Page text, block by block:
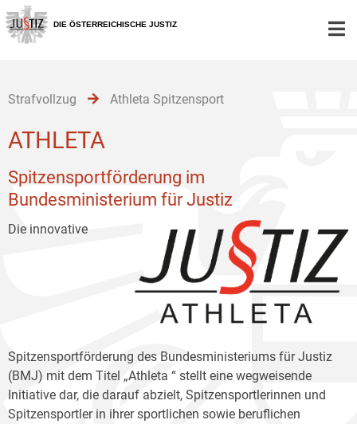
Zur
Hauptnavigation
[1]
Zum
Inhalt
[2]
Zum
Untermenü
[3]
DIE ÖSTERREICHISCHE JUSTIZ
Strafvollzug Athleta Spitzensport
ATHLETA
Spitzensportförderung im
Bundesministerium für Justiz
Die innovative
Spitzensportförderung des Bundesministeriums für Justiz
(BMJ) mit dem Titel „Athleta “ stellt eine wegweisende
Initiative dar, die darauf abzielt, Spitzensportlerinnen und
Spitzensportler in ihrer sportlichen sowie beruflichen